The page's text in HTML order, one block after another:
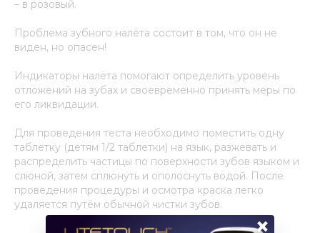
– в розовый.
Проблема зубного налёта состоит в том, что он не
виден, но опасен!
Индикаторы налёта помогают определить уровень
отложений на зубах и своевременно принять меры по
его ликвидации.
Для проведения теста необходимо поместить одну
таблетку (детям 1/2 таблетки) на язык, разжевать и
распределить частицы по поверхности зубов языком и
слюной, затем сплюнуть и ополоснуть водой. После
проведения процедуры и осмотра краска легко
удаляется путём обычной чистки зубов.
×